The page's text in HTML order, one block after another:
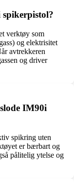
verktøy som
og elektrisitet
avtrekkeren
og driver
IM90i
spikring uten
er bærbart og
pålitelig ytelse og